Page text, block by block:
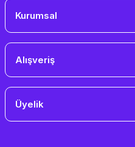
Kurumsal
Alışveriş
Üyelik